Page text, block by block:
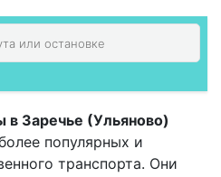
в Заречье (Ульяново)
популярных и
транспорта. Они